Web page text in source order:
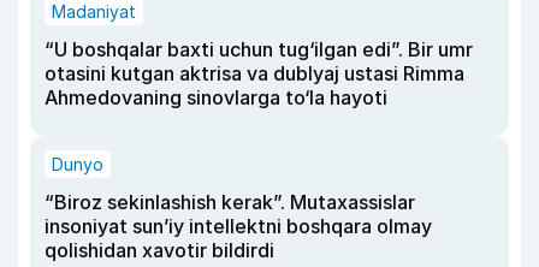
Madaniyat
“U boshqalar baxti uchun tug‘ilgan edi”. Bir umr
otasini kutgan aktrisa va dublyaj ustasi Rimma
Ahmedovaning sinovlarga to‘la hayoti
Dunyo
“Biroz sekinlashish kerak”. Mutaxassislar
insoniyat sun’iy intellektni boshqara olmay
qolishidan xavotir bildirdi